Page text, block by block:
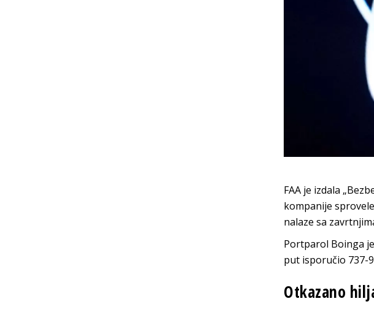
FAA je izdala
kompanije
nalaze sa
Portparol Boinga
put isporučio 737-
Otkazano